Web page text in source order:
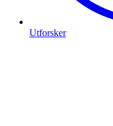
Utforsker